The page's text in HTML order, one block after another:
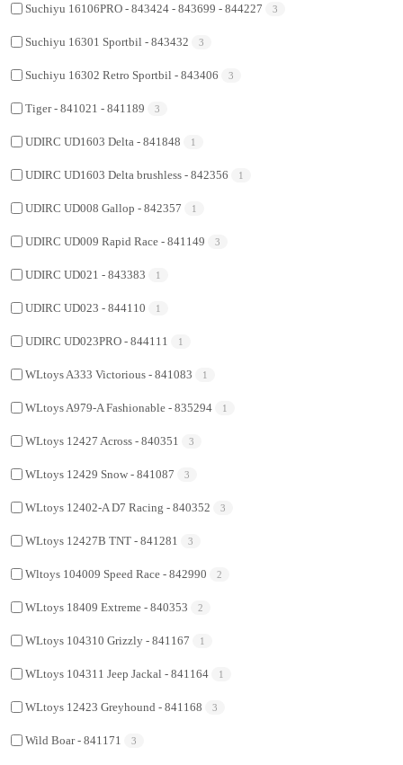
Suchiyu 16106PRO - 843424 - 843699 - 844227 3
Suchiyu 16301 Sportbil - 843432 3
Suchiyu 16302 Retro Sportbil - 843406 3
Tiger - 841021 - 841189 3
UDIRC UD1603 Delta - 841848 1
UDIRC UD1603 Delta brushless - 842356 1
UDIRC UD008 Gallop - 842357 1
UDIRC UD009 Rapid Race - 841149 3
UDIRC UD021 - 843383 1
UDIRC UD023 - 844110 1
UDIRC UD023PRO - 844111 1
WLtoys A333 Victorious - 841083 1
WLtoys A979-A Fashionable - 835294 1
WLtoys 12427 Across - 840351 3
WLtoys 12429 Snow - 841087 3
WLtoys 12402-A D7 Racing - 840352 3
WLtoys 12427B TNT - 841281 3
Wltoys 104009 Speed Race - 842990 2
WLtoys 18409 Extreme - 840353 2
WLtoys 104310 Grizzly - 841167 1
WLtoys 104311 Jeep Jackal - 841164 1
WLtoys 12423 Greyhound - 841168 3
Wild Boar - 841171 3